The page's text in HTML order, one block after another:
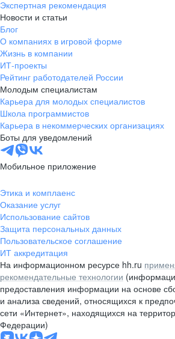
Экспертная рекомендация
Новости и статьи
Блог
О компаниях в игровой форме
Жизнь в компании
ИТ-проекты
Рейтинг работодателей России
Молодым специалистам
Карьера для молодых специалистов
Школа программистов
Карьера в некоммерческих организациях
Боты для уведомлений
Мобильное приложение
Этика и комплаенс
Оказание услуг
Использование сайтов
Защита персональных данных
Пользовательское соглашение
ИТ аккредитация
На информационном ресурсе hh.ru
рекомендательные технологии
предоставления информации на основе
и анализа сведений, относящихся к
сети «Интернет», находящихся на
Федерации)